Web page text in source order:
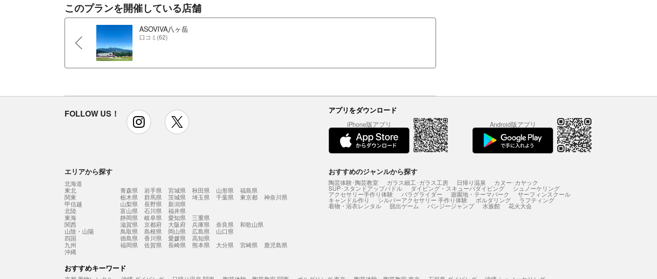
このプランを開催している店舗
ASOVIVA八ヶ岳
口コミ(62)
FOLLOW US！ instagram アプリをダウンロード
iPhone版アプリ Android版アプリ
エリアから探す
北海道
東北
青森県 岩手県 宮城県 秋田県 山形県
福島県
関東
栃木県 群馬県 茨城県 埼玉県 千葉県 東京都
神奈川県
甲信越
山梨県 長野県
新潟県
北陸
富山県 石川県
福井県
東海
静岡県 岐阜県 愛知県
三重県
関西
滋賀県 京都府 大阪府 兵庫県 奈良県
和歌山県
山陰・山陽
鳥取県 島根県 岡山県 広島県
山口県
四国
徳島県 香川県 愛媛県
高知県
九州
福岡県 佐賀県 長崎県 熊本県 大分県 宮崎県
鹿児島県
沖縄
おすすめのジャンルから探す
陶芸体験･陶芸教室 ガラス細工･ガラス工房 日帰り温泉 カヌー･カヤック
SUP･スタンドアップパドル ダイビング・スキューバダイビング シュノーケリング
アクセサリー手作り体験 パラグライダー 遊園地・テーマパーク サーフィンスクール
キャンドル作り シルバーアクセサリー 手作り体験 ボルダリング ラフティング
着物・浴衣レンタル 脱出ゲーム バンジージャンプ 水族館 花火大会
おすすめキーワード